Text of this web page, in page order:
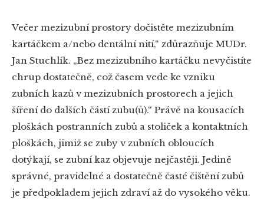
Večer mezizubní prostory dočistěte mezizubním
kartáčkem a/nebo dentální nití,“ zdůrazňuje MUDr.
Jan Stuchlík. „Bez mezizubního kartáčku nevyčistíte
chrup dostatečně, což časem vede ke vzniku
zubních kazů v mezizubních prostorech a jejich
šíření do dalších částí zubu(ů).“ Právě na kousacích
ploškách postranních zubů a stoliček a kontaktních
ploškách, jimiž se zuby v zubních obloucích
dotýkají, se zubní kaz objevuje nejčastěji. Jedině
správné, pravidelné a dostatečně časté čištění zubů
je předpokladem jejich zdraví až do vysokého věku.